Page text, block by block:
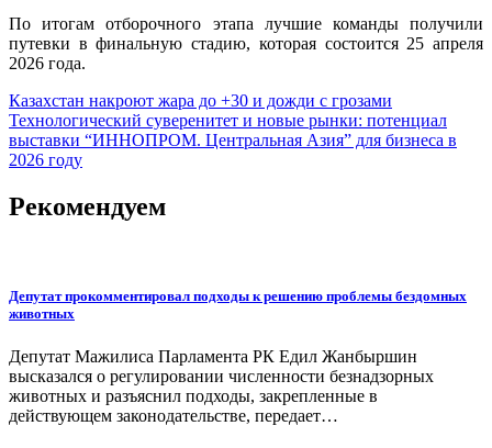
По итогам отборочного этапа лучшие команды получили
путевки в финальную стадию, которая состоится 25 апреля
2026 года.
Навигация
по
записям
Казахстан накроют жара до +30 и дожди с грозами
Технологический суверенитет и новые рынки: потенциал
выставки “ИННОПРОМ. Центральная Азия” для бизнеса в
2026 году
Рекомендуем
Депутат прокомментировал подходы к решению проблемы бездомных
животных
Депутат Мажилиса Парламента РК Едил Жанбыршин
высказался о регулировании численности безнадзорных
животных и разъяснил подходы, закрепленные в
действующем законодательстве, передает…